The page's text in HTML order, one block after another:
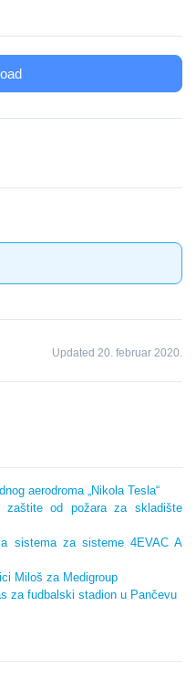
Updated 20. februar 2020.
aerodroma „Nikola Tesla“
od požara za skladište
sistema za sisteme 4EVAC A
Miloš za Medigroup
za fudbalski stadion u Pančevu